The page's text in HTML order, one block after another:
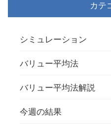
カテ
シミュレーション
バリュー平均法
バリュー平均法解説
今週の結果